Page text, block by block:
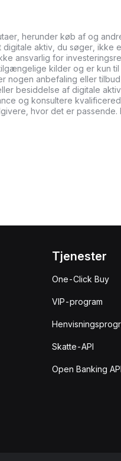
herunder køb af og
digitale aktiv, du søger,
ansvarlig for
kilder og er kun
nogen anbefaling eller
besiddelse af digitale
og konsultere
hvor det er passende.
Tjenester
One-Click Buy
VIP-program
Skatte-API
Open Banking API